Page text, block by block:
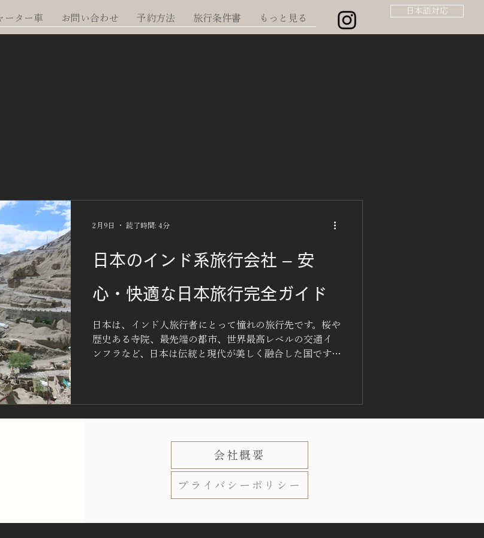
ーター車 お問い合わせ 予約方法 旅行条件書 もっと見る
日本語対応
日本のインド系旅行会社 – 安
心・快適な日本旅行完全ガイド
日本は、インド人旅行者にとって憧れの旅行先です。桜や
歴史ある寺院、最先端の都市、世界最高レベルの交通イ
ンフラなど、日本は伝統と現代が美しく融合した国です。
快適なものにしてくれます。 本記事では、日本のインド
系旅行会社を選ぶメリット、提供されるサービス、イン
ド人向けの特別対応、そして最適な旅行会社の選び方ま
で詳しく解説します。 なぜ日本でインド系旅行会社を選
ぶべきなのか？ 日本は安全で観光しやすい国ですが、イ
2月9日 読了時間: 4分
会社概要
プライバシーポリシー